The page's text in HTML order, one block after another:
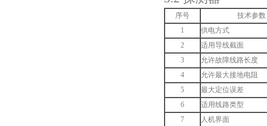
序号
技术参数
1
供电方式
2
适用导线截面
3
允许故障线路长度
4
允许最大接地电阻
5
最大定位误差
6
适用线路类型
7
人机界面